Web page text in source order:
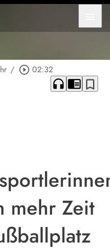
/ play_circle_outline 02:32
headphones chrome_reader_mode bookmark_border
mehr Zeit